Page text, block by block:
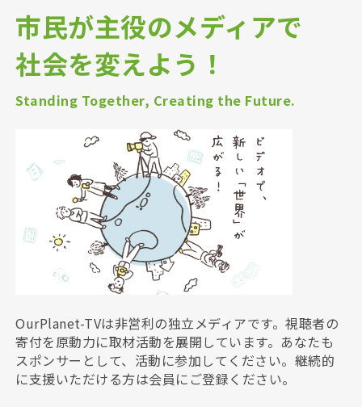
市民が主役のメディアで
社会を変えよう！
Standing Together, Creating the Future.
OurPlanet-TVは非営利の独立メディアです。視聴者の
寄付を原動力に取材活動を展開しています。あなたも
スポンサーとして、活動に参加してください。継続的
に支援いただける方は会員にご登録ください。